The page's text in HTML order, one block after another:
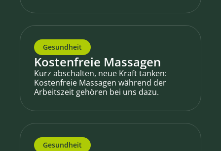
Gesundheit
Kostenfreie Massagen
Kurz abschalten, neue Kraft tanken:
Kostenfreie Massagen während der
Arbeitszeit gehören bei uns dazu.
Gesundheit